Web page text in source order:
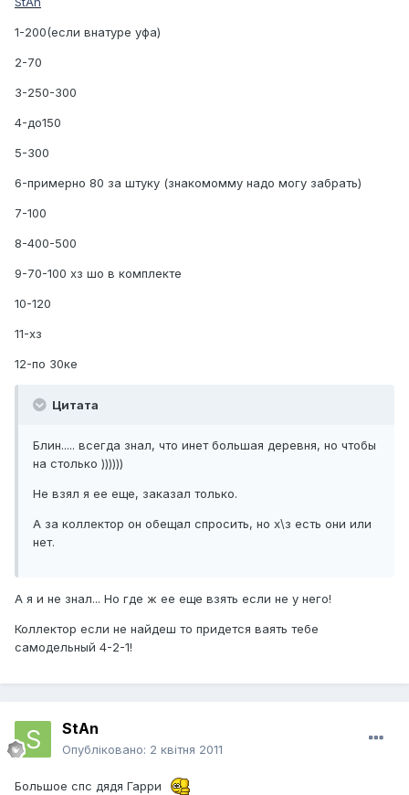
1-200(если внатуре уфа)
2-70
3-250-300
4-до150
5-300
6-примерно 80 за штуку (знакомомму надо могу забрать)
7-100
8-400-500
9-70-100 хз шо в комплекте
10-120
11-хз
12-по 30ке
Цитата
Блин..... всегда знал, что инет большая деревня, но чтобы
на столько ))))))
Не взял я ее еще, заказал только.
А за коллектор он обещал спросить, но х\з есть они или
нет.
А я и не знал... Но где ж ее еще взять если не у него!
Коллектор если не найдеш то придется ваять тебе
самодельный 4-2-1!
StAn
Опубліковано: 2 квітня 2011
Большое спс дядя Гарри